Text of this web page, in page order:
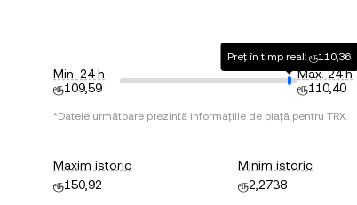
Min. 24 h
ரூ109,59
Preț în timp real: ரூ110,36
Max. 24 h
ரூ110,40
*Datele următoare prezintă informațiile de piață pentru TRX.
Maxim istoric
ரூ150,92
Minim istoric
ரூ2,2738